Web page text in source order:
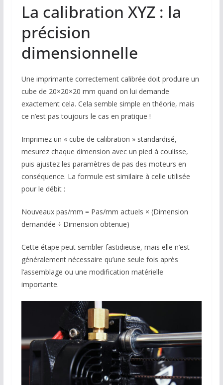
La calibration XYZ : la
précision
dimensionnelle
Une imprimante correctement calibrée doit produire un
cube de 20×20×20 mm quand on lui demande
exactement cela. Cela semble simple en théorie, mais
ce n’est pas toujours le cas en pratique !
Imprimez un « cube de calibration » standardisé,
mesurez chaque dimension avec un pied à coulisse,
puis ajustez les paramètres de pas des moteurs en
conséquence. La formule est similaire à celle utilisée
pour le débit :
Nouveaux pas/mm = Pas/mm actuels × (Dimension
demandée ÷ Dimension obtenue)
Cette étape peut sembler fastidieuse, mais elle n’est
généralement nécessaire qu’une seule fois après
l’assemblage ou une modification matérielle
importante.